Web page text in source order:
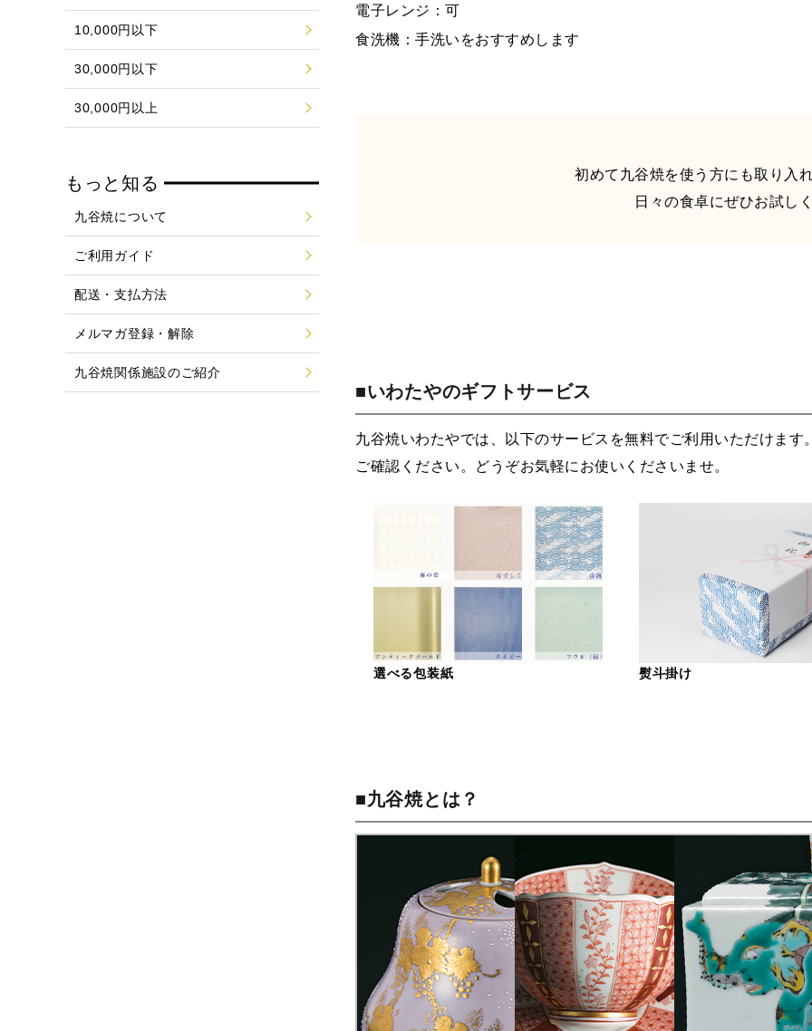
電子レンジ：可
食洗機：手洗いをおすすめします
初めて九谷焼を使う方にも取り入
日々の食卓にぜひお試し
■いわたやのギフトサービス
九谷焼いわたやでは、以下のサービスを無料でご利用いただけま
ご確認ください。どうぞお気軽にお使いくださいませ。
選べる包装紙 熨斗掛け
■九谷焼とは？
10,000円以下
30,000円以下
30,000円以上
もっと知る
九谷焼について
ご利用ガイド
配送・支払方法
メルマガ登録・解除
九谷焼関係施設のご紹介